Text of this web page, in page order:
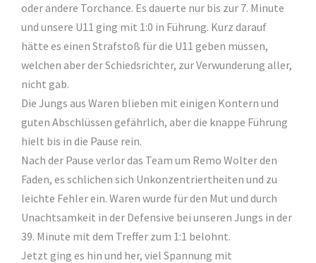
oder andere Torchance. Es dauerte nur bis zur 7. Minute
und unsere U11 ging mit 1:0 in Führung. Kurz darauf
hätte es einen Strafstoß für die U11 geben müssen,
welchen aber der Schiedsrichter, zur Verwunderung aller,
nicht gab.
Die Jungs aus Waren blieben mit einigen Kontern und
guten Abschlüssen gefährlich, aber die knappe Führung
hielt bis in die Pause rein.
Nach der Pause verlor das Team um Remo Wolter den
Faden, es schlichen sich Unkonzentriertheiten und zu
leichte Fehler ein. Waren wurde für den Mut und durch
Unachtsamkeit in der Defensive bei unseren Jungs in der
39. Minute mit dem Treffer zum 1:1 belohnt.
Jetzt ging es hin und her, viel Spannung mit